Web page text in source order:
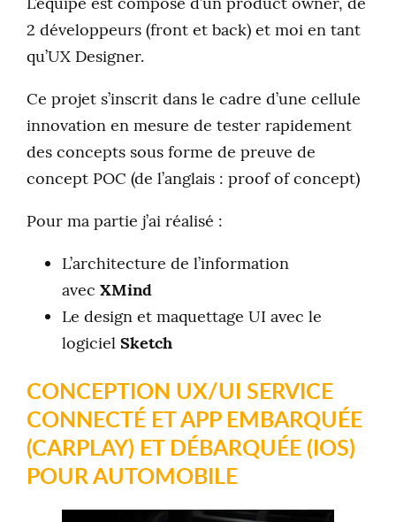
2 développeurs (front et back) et moi en tant
qu’UX Designer.
Ce projet s’inscrit dans le cadre d’une cellule
innovation en mesure de tester rapidement
des concepts sous forme de preuve de
concept POC (de l’anglais : proof of concept)
Pour ma partie j’ai réalisé :
L’architecture de l’information
avecXMind
Le design et maquettage UI avec le
logicielSketch
CONCEPTION UX/UI SERVICE
CONNECTÉ ET APP EMBARQUÉE
(CARPLAY) ET DÉBARQUÉE (IOS)
POUR AUTOMOBILE